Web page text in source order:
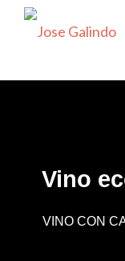
Vino
VINO CON